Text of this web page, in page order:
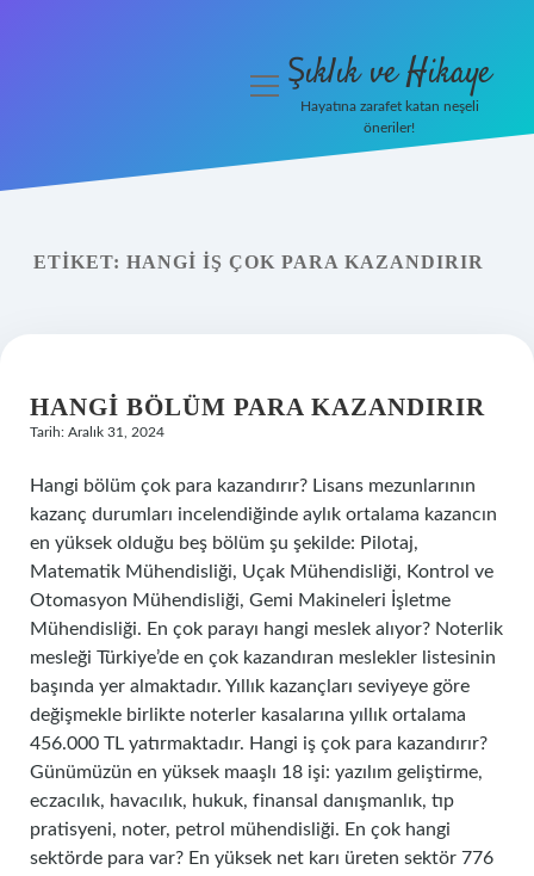
Olur
menüyüŞıklık ve Hikaye
Hayatına zarafet katan neşeli
öneriler!
ETIKET: HANGI IŞ ÇOK PARA KAZANDIRIR
HANGI BÖLÜM PARA KAZANDIRIR
Tarih: Aralık 31, 2024
Hangi bölüm çok para kazandırır? Lisans mezunlarının
kazanç durumları incelendiğinde aylık ortalama kazancın
en yüksek olduğu beş bölüm şu şekilde: Pilotaj,
Matematik Mühendisliği, Uçak Mühendisliği, Kontrol ve
Otomasyon Mühendisliği, Gemi Makineleri İşletme
Mühendisliği. En çok parayı hangi meslek alıyor? Noterlik
mesleği Türkiye’de en çok kazandıran meslekler listesinin
başında yer almaktadır. Yıllık kazançları seviyeye göre
değişmekle birlikte noterler kasalarına yıllık ortalama
456.000 TL yatırmaktadır. Hangi iş çok para kazandırır?
Günümüzün en yüksek maaşlı 18 işi: yazılım geliştirme,
eczacılık, havacılık, hukuk, finansal danışmanlık, tıp
pratisyeni, noter, petrol mühendisliği. En çok hangi
sektörde para var? En yüksek net karı üreten sektör 776